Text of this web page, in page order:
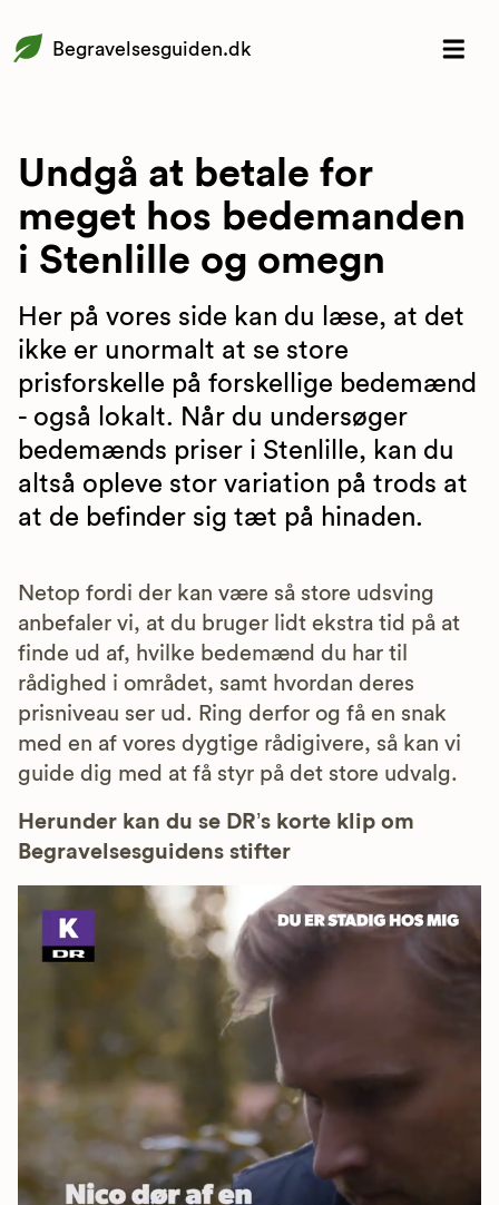
Begravelsesguiden.dk
Undgå at betale for
meget hos bedemanden
i Stenlille og omegn
Her på vores side kan du læse, at det
ikke er unormalt at se store
prisforskelle på forskellige bedemænd
- også lokalt. Når du undersøger
bedemænds priser i Stenlille, kan du
altså opleve stor variation på trods at
at de befinder sig tæt på hinaden.
Netop fordi der kan være så store udsving
anbefaler vi, at du bruger lidt ekstra tid på at
finde ud af, hvilke bedemænd du har til
rådighed i området, samt hvordan deres
prisniveau ser ud. Ring derfor og få en snak
med en af vores dygtige rådigivere, så kan vi
guide dig med at få styr på det store udvalg.
Herunder kan du se DR’s korte klip om
Begravelsesguidens stifter